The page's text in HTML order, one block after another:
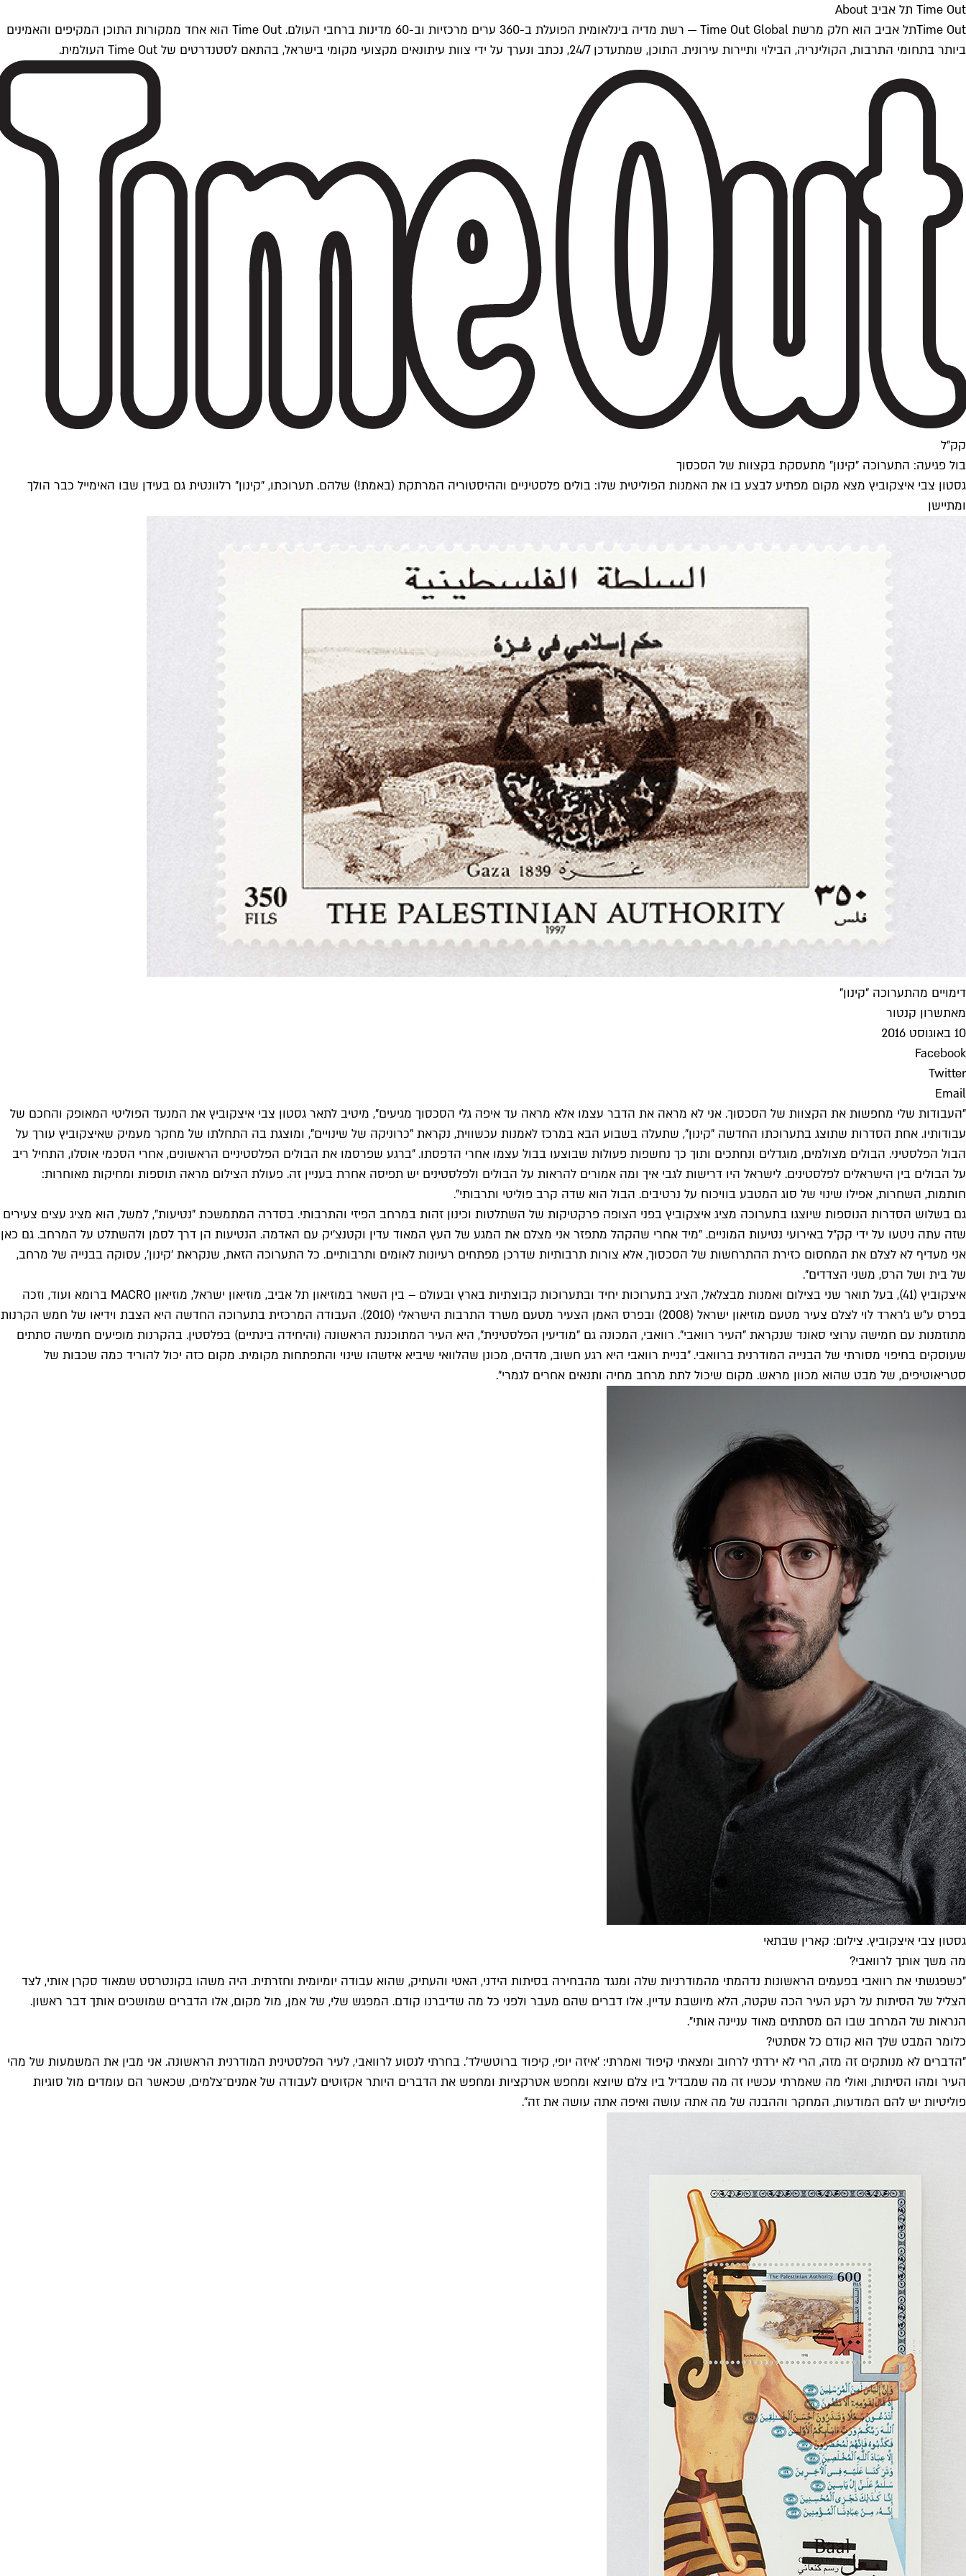
Time Out תל אביב About
Time Outתל אביב הוא חלק מרשת Time Out Global — רשת מדיה בינלאומית הפועלת ב-360 ערים מרכזיות וב-60 מדינות ברחבי העולם. Time Out הוא אחד ממקורות התוכן המקיפים והאמינים
ביותר בתחומי התרבות, הקולינריה, הבילוי ותיירות עירונית. התוכן, שמתעדכן 24/7, נכתב ונערך על ידי צוות עיתונאים מקצועי מקומי בישראל, בהתאם לסטנדרטים של Time Out העולמית.
קק"ל
בול פגיעה: התערוכה "קינון" מתעסקת בקצוות של הסכסוך
גסטון צבי איצקוביץ מצא מקום מפתיע לבצע בו את האמנות הפוליטית שלו: בולים פלסטיניים וההיסטוריה המרתקת (באמת!) שלהם. תערוכתו, "קינון" רלוונטית גם בעידן שבו האימייל כבר הולך
ומתיישן
דימויים מהתערוכה "קינון"
מאתשרון קנטור
10 באוגוסט 2016
Facebook
Twitter
Email
"העבודות שלי מחפשות את הקצוות של הסכסוך. אני לא מראה את הדבר עצמו אלא מראה עד איפה גלי הסכסוך מגיעים", מיטיב לתאר גסטון צבי איצקוביץ את המנעד הפוליטי המאופק והחכם של
עבודותיו. אחת הסדרות שתוצג בתערוכתו החדשה "קינון", שתעלה בשבוע הבא במרכז לאמנות עכשווית, נקראת "כרוניקה של שינויים", ומוצגת בה התחלתו של מחקר מעמיק שאיצקוביץ עורך על
הבול הפלסטיני. הבולים מצולמים, מוגדלים ונחתכים ותוך כך נחשפות פעולות שבוצעו בבול עצמו אחרי הדפסתו. "ברגע שפרסמו את הבולים הפלסטיניים הראשונים, אחרי הסכמי אוסלו, התחיל ריב
על הבולים בין הישראלים לפלסטינים. לישראל היו דרישות לגבי איך ומה אמורים להראות על הבולים ולפלסטינים יש תפיסה אחרת בעניין זה. פעולת הצילום מראה תוספות ומחיקות מאוחרות:
חותמות, השחרות, אפילו שינוי של סוג המטבע בוויכוח על נרטיבים. הבול הוא שדה קרב פוליטי ותרבותי".
גם בשלוש הסדרות הנוספות שיוצגו בתערוכה מציג איצקוביץ בפני הצופה פרקטיקות של השתלטות וכינון זהות במרחב הפיזי והתרבותי. בסדרה המתמשכת "נטיעות", למשל, הוא מציג עצים צעירים
שזה עתה ניטעו על ידי קק"ל באירועי נטיעות המוניים. "מיד אחרי שהקהל מתפזר אני מצלם את המגע של העץ המאוד עדין וקטנצ'יק עם האדמה. הנטיעות הן דרך לסמן ולהשתלט על המרחב. גם כאן
אני מעדיף לא לצלם את המחסום כזירת ההתרחשות של הסכסוך, אלא צורות תרבותיות שדרכן מפתחים רעיונות לאומים ותרבותיים. כל התערוכה הזאת, שנקראת 'קינון', עסוקה בבנייה של מרחב,
של בית ושל הרס, משני הצדדים".
איצקוביץ (41), בעל תואר שני בצילום ואמנות מבצלאל, הציג בתערוכות יחיד ובתערוכות קבוצתיות בארץ ובעולם – בין השאר במוזיאון תל אביב, מוזיאון ישראל, מוזיאון MACRO ברומא ועוד, וזכה
בפרס ע"ש ג'רארד לוי לצלם צעיר מטעם מוזיאון ישראל (2008) ובפרס האמן הצעיר מטעם משרד התרבות הישראלי (2010). העבודה המרכזית בתערוכה החדשה היא הצבת וידיאו של חמש הקרנות
מתוזמנות עם חמישה ערוצי סאונד שנקראת "העיר רוואבי". רוואבי, המכונה גם "מודיעין הפלסטינית", היא העיר המתוכננת הראשונה (והיחידה בינתיים) בפלסטין. בהקרנות מופיעים חמישה סתתים
שעוסקים בחיפוי מסורתי של הבנייה המודרנית ברוואבי. "בניית רוואבי היא רגע חשוב, מדהים, מכונן שהלוואי שיביא איזשהו שינוי והתפתחות מקומית. מקום כזה יכול להוריד כמה שכבות של
סטריאוטיפים, של מבט שהוא מכוון מראש. מקום שיכול לתת מרחב מחיה ותנאים אחרים לגמרי".
גסטון צבי איצקוביץ. צילום: קארין שבתאי
מה משך אותך לרוואבי?
"כשפגשתי את רוואבי בפעמים הראשונות נדהמתי מהמודרניות שלה ומנגד מהבחירה בסיתות הידני, האטי והעתיק, שהוא עבודה יומיומית וחזרתית. היה משהו בקונטרסט שמאוד סקרן אותי, לצד
הצליל של הסיתות על רקע העיר הכה שקטה, הלא מיושבת עדיין. אלו דברים שהם מעבר ולפני כל מה שדיברנו קודם. המפגש שלי, של אמן, מול מקום, אלו הדברים שמושכים אותך דבר ראשון.
הנראות של המרחב שבו הם מסתתים מאוד עניינה אותי".
כלומר המבט שלך הוא קודם כל אסתטי?
"הדברים לא מנותקים זה מזה, הרי לא ירדתי לרחוב ומצאתי קיפוד ואמרתי: 'איזה יופי, קיפוד ברוטשילד'. בחרתי לנסוע לרוואבי, לעיר הפלסטינית המודרנית הראשונה. אני מבין את המשמעות של מהי
העיר ומהו הסיתות, ואולי מה שאמרתי עכשיו זה מה שמבדיל ביו צלם שיוצא ומחפש אטרקציות ומחפש את הדברים היותר אקזוטים לעבודה של אמנים־צלמים, שכאשר הם עומדים מול סוגיות
פוליטיות יש להם המודעות, המחקר וההבנה של מה אתה עושה ואיפה אתה עושה את זה".